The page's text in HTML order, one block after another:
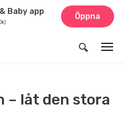
Baby app
Öppna
– låt den stora